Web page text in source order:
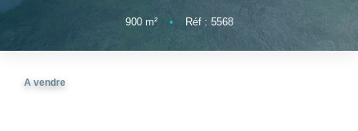
Notre Équipe
Nos Partenaires
900m² • Réf : 5568
A vendre